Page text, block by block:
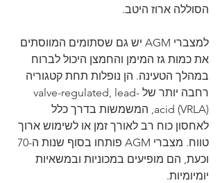
הסוללה ארוז היטב.
למצברי AGM יש גם שסתומים המווסתים
את כמות גז המימן והחמצן היכול לברוח
במהלך הטעינה. הן נופלות תחת קטגוריה
רחבה יותר של valve-regulated, lead-
acid (VRLA), המשמשות בדרך כלל
לאחסון כוח רב לאורך זמן או לשימוש ארוך
וכעת, הם מופיעים במכוניות ובמשאיות
יומיומיות.